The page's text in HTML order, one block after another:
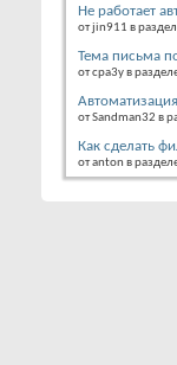
Не работает
от jin911 в
Тема письма
от cpa3y в
от Sandman32 в
Как сделать
от anton в